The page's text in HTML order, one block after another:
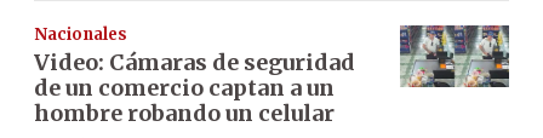
Nacionales
Video: Cámaras de seguridad
de un comercio captan a un
hombre robando un celular